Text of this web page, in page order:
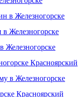
в Железногорске
Железногорске
Железногорске
Красноярский
в Железногорске
Красноярский